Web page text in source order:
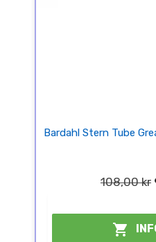
Bardahl Stern Tube
108,00 kr
